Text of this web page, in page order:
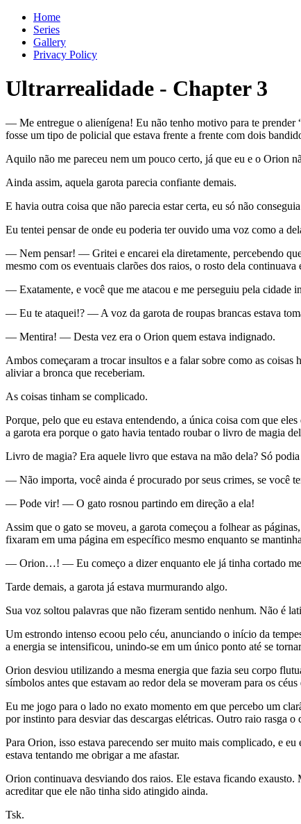
Home
Series
Gallery
Privacy Policy
Ultrarrealidade - Chapter 3
— Me entregue o alienígena! Eu não tenho motivo para te
fosse um tipo de policial que estava frente a frente com dois
Aquilo não me pareceu nem um pouco certo, já que eu e o Orion
Ainda assim, aquela garota parecia confiante demais.
E havia outra coisa que não parecia estar certa, eu só não
Eu tentei pensar de onde eu poderia ter ouvido uma voz como a
— Nem pensar! — Gritei e encarei ela diretamente, percebendo
mesmo com os eventuais clarões dos raios, o rosto dela
— Exatamente, e você que me atacou e me perseguiu pela
— Eu te ataquei!? — A voz da garota de roupas brancas estava
— Mentira! — Desta vez era o Orion quem estava indignado.
Ambos começaram a trocar insultos e a falar sobre como as
aliviar a bronca que receberiam.
As coisas tinham se complicado.
Porque, pelo que eu estava entendendo, a única coisa com que
a garota era porque o gato havia tentado roubar o livro de magia
Livro de magia? Era aquele livro que estava na mão dela? Só
— Não importa, você ainda é procurado por seus crimes, se você
— Pode vir! — O gato rosnou partindo em direção a ela!
Assim que o gato se moveu, a garota começou a folhear as
fixaram em uma página em específico mesmo enquanto se
— Orion…! — Eu começo a dizer enquanto ele já tinha cortado
Tarde demais, a garota já estava murmurando algo.
Sua voz soltou palavras que não fizeram sentido nenhum. Não é
Um estrondo intenso ecoou pelo céu, anunciando o início da
a energia se intensificou, unindo-se em um único ponto até se
Orion desviou utilizando a mesma energia que fazia seu corpo
símbolos antes que estavam ao redor dela se moveram para os
Eu me jogo para o lado no exato momento em que percebo um
por instinto para desviar das descargas elétricas. Outro raio rasga
Para Orion, isso estava parecendo ser muito mais complicado, e
estava tentando me obrigar a me afastar.
Orion continuava desviando dos raios. Ele estava ficando exausto.
acreditar que ele não tinha sido atingido ainda.
Tsk.